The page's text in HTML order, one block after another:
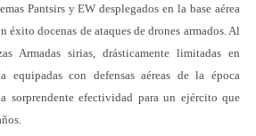
Pantsirs y EW desplegados en la base aérea
éxito docenas de ataques de drones armados. Al
Armadas sirias, drásticamente limitadas en
equipadas con defensas aéreas de la época
sorprendente efectividad para un ejército que